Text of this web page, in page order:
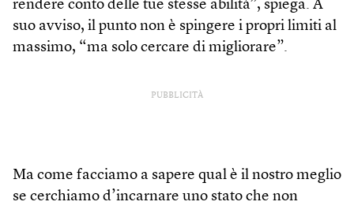
rendere conto delle tue stesse abilità”, spiega. A
suo avviso, il punto non è spingere i propri limiti al
massimo, “ma solo cercare di migliorare”.
PUBBLICITÀ
Ma come facciamo a sapere qual è il nostro meglio
se cerchiamo d’incarnare uno stato che non